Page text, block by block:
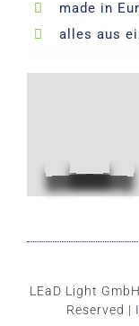
made in
alles aus
LEaD Light
Reserved |